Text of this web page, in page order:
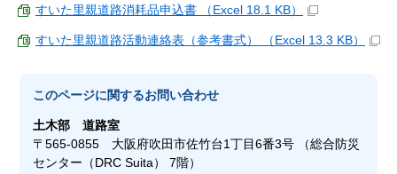
すいた里親道路消耗品申込書 （Excel 18.1 KB）
すいた里親道路活動連絡表（参考書式） （Excel 13.3 KB）
このページに関するお問い合わせ
土木部道路室
〒565-0855 大阪府吹田市佐竹台1丁目6番3号 （総合防災
センター（DRC Suita） 7階）